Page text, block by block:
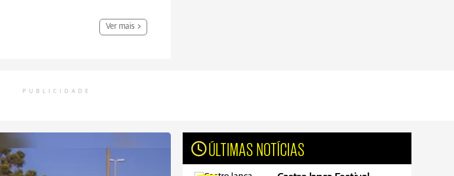
Ver mais
PUBLICIDADE
ÚLTIMAS NOTÍCIAS